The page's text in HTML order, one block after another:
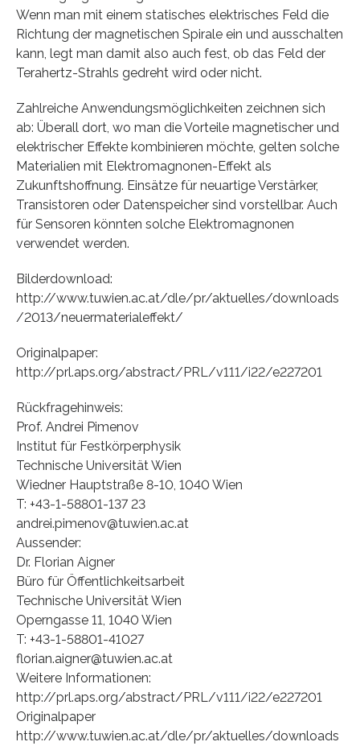
Wenn man mit einem statisches elektrisches Feld die
Richtung der magnetischen Spirale ein und ausschalten
kann, legt man damit also auch fest, ob das Feld der
Terahertz-Strahls gedreht wird oder nicht.
Zahlreiche Anwendungsmöglichkeiten zeichnen sich
ab: Überall dort, wo man die Vorteile magnetischer und
elektrischer Effekte kombinieren möchte, gelten solche
Materialien mit Elektromagnonen-Effekt als
Zukunftshoffnung. Einsätze für neuartige Verstärker,
Transistoren oder Datenspeicher sind vorstellbar. Auch
für Sensoren könnten solche Elektromagnonen
verwendet werden.
Bilderdownload:
http://www.tuwien.ac.at/dle/pr/aktuelles/downloads
/2013/neuermaterialeffekt/
Originalpaper:
http://prl.aps.org/abstract/PRL/v111/i22/e227201
Rückfragehinweis:
Prof. Andrei Pimenov
Institut für Festkörperphysik
Technische Universität Wien
Wiedner Hauptstraße 8-10, 1040 Wien
T: +43-1-58801-137 23
andrei.pimenov@tuwien.ac.at
Aussender:
Dr. Florian Aigner
Büro für Öffentlichkeitsarbeit
Technische Universität Wien
Operngasse 11, 1040 Wien
T: +43-1-58801-41027
florian.aigner@tuwien.ac.at
Weitere Informationen:
http://prl.aps.org/abstract/PRL/v111/i22/e227201
Originalpaper
http://www.tuwien.ac.at/dle/pr/aktuelles/downloads